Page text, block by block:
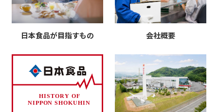
日本食品が目指すもの 会社概要